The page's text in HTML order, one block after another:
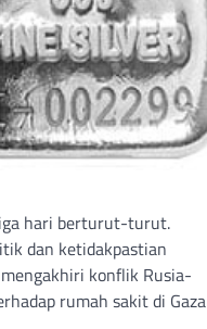
hari berturut-turut.
dan ketidakpastian
konflik Rusia-
rumah sakit di Gaza